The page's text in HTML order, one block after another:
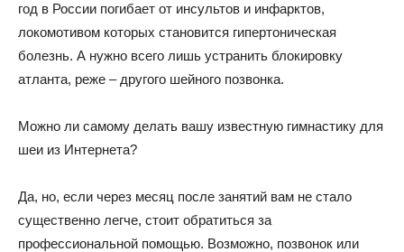
год в России погибает от инсультов и инфарктов,
локомотивом которых становится гипертоническая
болезнь. А нужно всего лишь устранить блокировку
атланта, реже – другого шейного позвонка.
Можно ли самому делать вашу известную гимнастику для
шеи из Интернета?
Да, но, если через месяц после занятий вам не стало
существенно легче, стоит обратиться за
профессиональной помощью. Возможно, позвонок или